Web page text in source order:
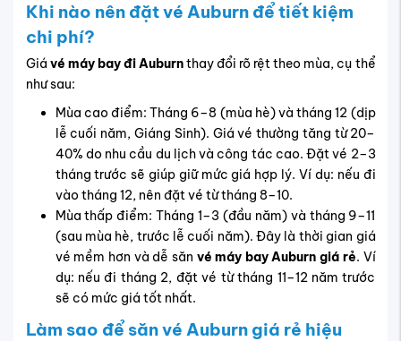
Khi nào nên đặt vé Auburn để tiết kiệm
chi phí?
Giá vé máy bay đi Auburnthay đổi rõ rệt theo mùa, cụ thể
như sau:
Mùa cao điểm: Tháng 6–8 (mùa hè) và tháng 12 (dịp
lễ cuối năm, Giáng Sinh). Giá vé thường tăng từ 20–
40% do nhu cầu du lịch và công tác cao. Đặt vé 2–3
tháng trước sẽ giúp giữ mức giá hợp lý. Ví dụ: nếu đi
vào tháng 12, nên đặt vé từ tháng 8–10.
Mùa thấp điểm: Tháng 1–3 (đầu năm) và tháng 9–11
(sau mùa hè, trước lễ cuối năm). Đây là thời gian giá
vé mềm hơn và dễ săn vé máy bay Auburn giá rẻ. Ví
dụ: nếu đi tháng 2, đặt vé từ tháng 11–12 năm trước
sẽ có mức giá tốt nhất.
Làm sao để săn vé Auburn giá rẻ hiệu